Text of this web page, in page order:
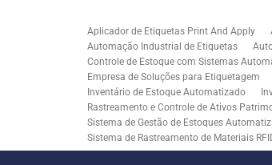
Aplicador de Etiquetas Print And Apply
Automação Industrial de Etiquetas
Controle de Estoque com Sistemas
Empresa de Soluções para Etiquetagem
Inventário de Estoque Automatizado
Rastreamento e Controle de Ativos
Sistema de Gestão de Estoques
Sistema de Rastreamento de Materiais
Solução RFID para Controle Patrimonial